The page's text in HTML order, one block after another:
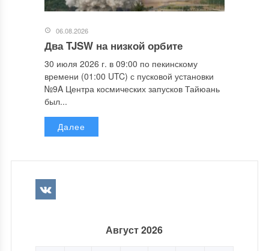
06.08.2026
Два TJSW на низкой орбите
30 июля 2026 г. в 09:00 по пекинскому
времени (01:00 UTC) с пусковой установки
№9A Центра космических запусков Тайюань
был...
Далее
Август 2026